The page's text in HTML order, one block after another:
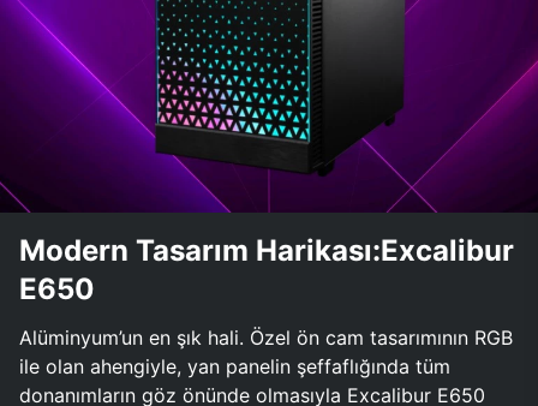
Modern Tasarım Harikası:Excalibur
E650
Alüminyum’un en şık hali. Özel ön cam tasarımının RGB
ile olan ahengiyle, yan panelin şeffaflığında tüm
donanımların göz önünde olmasıyla Excalibur E650